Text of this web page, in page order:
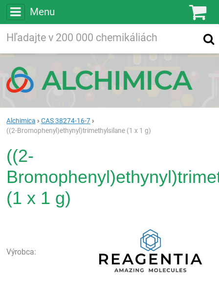
Menu
Vyhľadávanie
Alchimica
CAS 38274-16-7
((2-Bromophenyl)ethynyl)trimethylsilane (1 x 1 g)
((2-
(1 x 1 g)
Výrobca: